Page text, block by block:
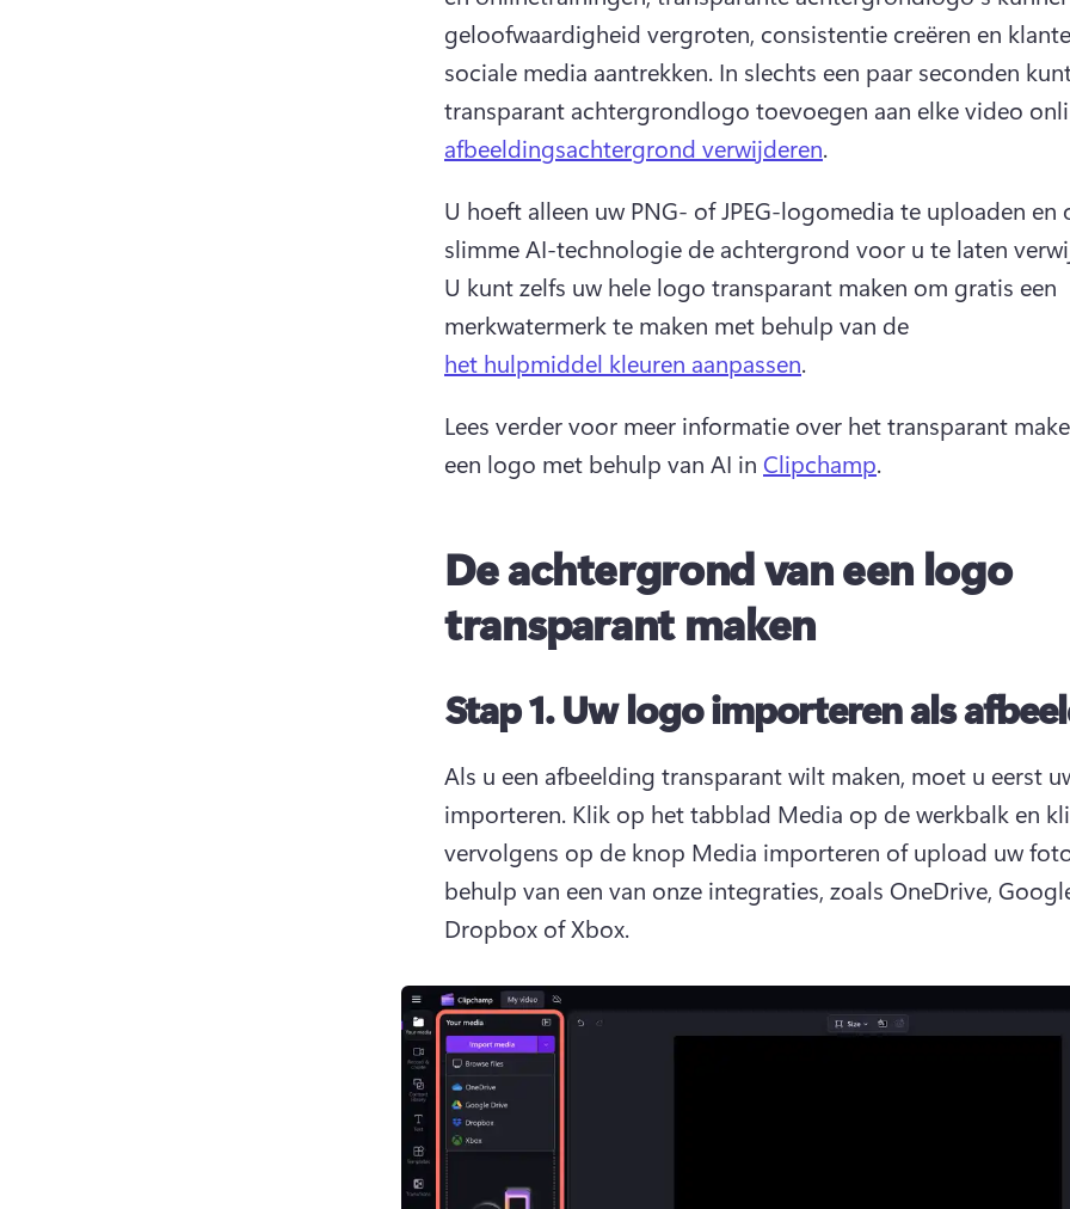
geloofwaardigheid vergroten, consistentie creëren en
sociale media aantrekken. In slechts een paar seconden
transparant achtergrondlogo toevoegen aan elke video
afbeeldingsachtergrond verwijderen.
U hoeft alleen uw PNG- of JPEG-logomedia te uploaden en
U kunt zelfs uw hele logo transparant maken om gratis een
merkwatermerk te maken met behulp van de
het hulpmiddel kleuren aanpassen.
Lees verder voor meer informatie over het transparant
een logo met behulp van AI in Clipchamp.
De achtergrond van een logo
transparant maken
Stap 1.Uw logo importeren als
Als u een afbeelding transparant wilt maken, moet u eerst
importeren. Klik op het tabblad Media op de werkbalk en
vervolgens op de knop Media importeren of upload uw
behulp van een van onze integraties, zoals OneDrive,
Dropbox of Xbox.